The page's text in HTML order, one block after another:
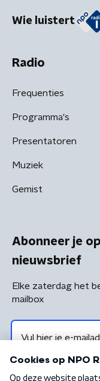
Wie luistert
Radio
Frequenties
Programma's
Presentatoren
Muziek
Gemist
Abonneer je
nieuwsbrief
Elke zaterdag het
mailbox